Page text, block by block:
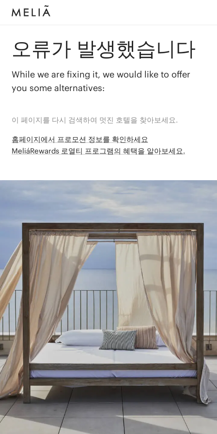
오류가 발생했습니다
While we are fixing it, we would like to offer
you some alternatives:
이 페이지를 다시 검색하여 멋진 호텔을 찾아보세요.
홈페이지에서 프로모션 정보를 확인하세요
MeliáRewards 로열티 프로그램의 혜택을 알아보세요.